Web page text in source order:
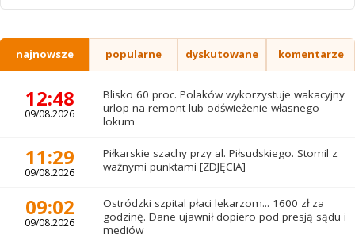
najnowsze popularne dyskutowane komentarze
12:48
09/08.2026
Blisko 60 proc. Polaków wykorzystuje wakacyjny
urlop na remont lub odświeżenie własnego
lokum
11:29
09/08.2026
Piłkarskie szachy przy al. Piłsudskiego. Stomil z
ważnymi punktami [ZDJĘCIA]
09:02
09/08.2026
Ostródzki szpital płaci lekarzom... 1600 zł za
godzinę. Dane ujawnił dopiero pod presją sądu i
mediów